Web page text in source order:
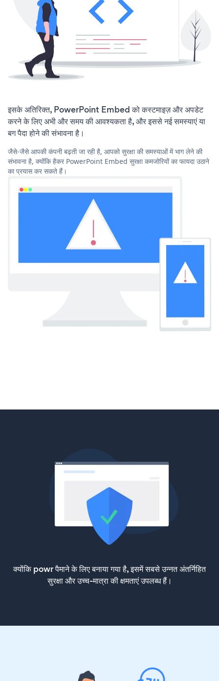
इसके अतिरिक्त, PowerPoint Embed को कस्टमाइज़ और अपडेट
करने के लिए अभी और समय की आवश्यकता है, और इससे नई समस्याएं या
बग पैदा होने की संभावना है।
जैसे-जैसे आपकी कंपनी बढ़ती जा रही है, आपको सुरक्षा की समस्याओं में भाग लेने की
संभावना है, क्योंकि हैकर PowerPoint Embed सुरक्षा कमजोरियों का फायदा उठाने
का प्रयास कर सकते हैं।
क्योंकि powr पैमाने के लिए बनाया गया है, इसमें सबसे उन्नत अंतर्निहित
सुरक्षा और उच्च-मात्रा की क्षमताएं उपलब्ध हैं।